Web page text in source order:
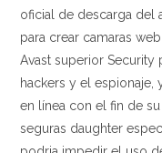
oficial de descarga del
para crear camaras
Avast superior
hackers y el
en línea con el fin de
seguras daughter